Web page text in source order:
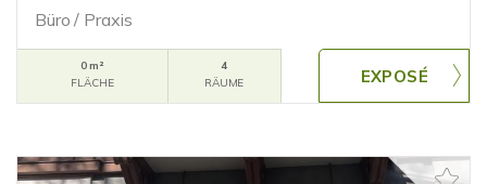
Büro / Praxis
0 m²
FLÄCHE
4
RÄUME